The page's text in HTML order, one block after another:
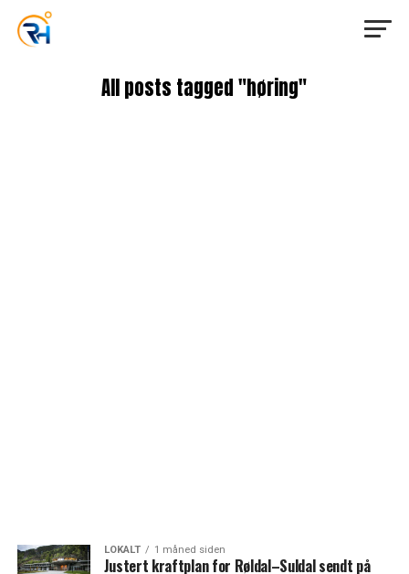
All posts tagged "høring"
LOKALT 1 måned siden
Justert kraftplan for Røldal–Suldal sendt på